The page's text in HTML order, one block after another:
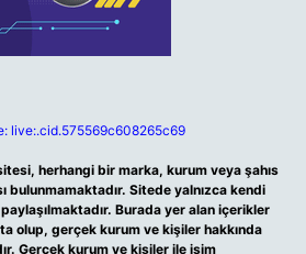
live:.cid.575569c608265c69
herhangi bir marka, kurum veya şahıs
bulunmamaktadır. Sitede yalnızca kendi
paylaşılmaktadır. Burada yer alan içerikler
olup, gerçek kurum ve kişiler hakkında
Gerçek kurum ve kişiler ile isim